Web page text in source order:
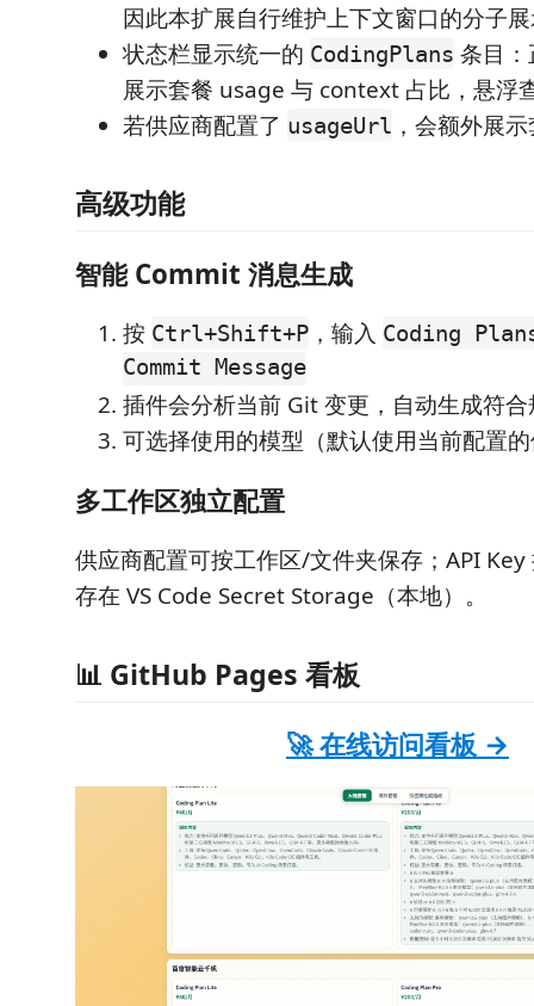
因此本扩展自行维护上下文窗口的分子
状态栏显示统一的 CodingPlans 条目
展示套餐 usage 与 context 占比，悬浮
若供应商配置了 usageUrl ，会额外展
高级功能
智能 Commit 消息生成
按 Ctrl+Shift+P ，输入 Coding
Commit Message
插件会分析当前 Git 变更，自动生成符
可选择使用的模型（默认使用当前配置
多工作区独立配置
供应商配置可按工作区/文件夹保存；API
存在 VS Code Secret Storage（本地）。
📊 GitHub Pages 看板
🚀 在线访问看板 →